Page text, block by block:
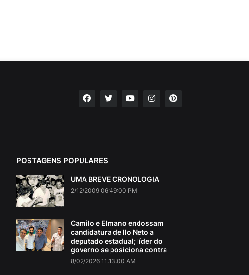
POSTAGENS POPULARES
UMA BREVE CRONOLOGIA
2/12/2009 06:49:00 PM
Camilo e Elmano endossam
candidatura de Ilo Neto a
deputado estadual; líder do
governo se posiciona contra
8/02/2026 11:13:00 AM